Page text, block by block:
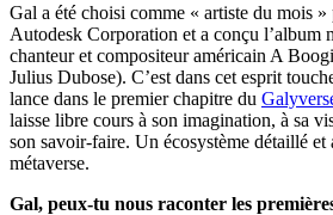
Gal a été choisi comme « artiste du mois »
Autodesk Corporation et a conçu l’album
chanteur et compositeur américain A
Julius Dubose). C’est dans cet esprit
lance dans le premier chapitre du
laisse libre cours à son imagination, à sa
son savoir-faire. Un écosystème détaillé et
métaverse.
Gal, peux-tu nous raconter les